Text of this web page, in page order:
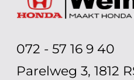
072 - 57 16 9 40
Parelweg 3, 1812